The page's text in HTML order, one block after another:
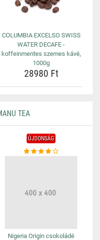
COLUMBIA EXCELSO SWISS
WATER DECAFE -
koffeinmentes szemes kávé,
1000g
28980 Ft
TEA
ÚJDONSÁG
Nigeria Origin csokoládé